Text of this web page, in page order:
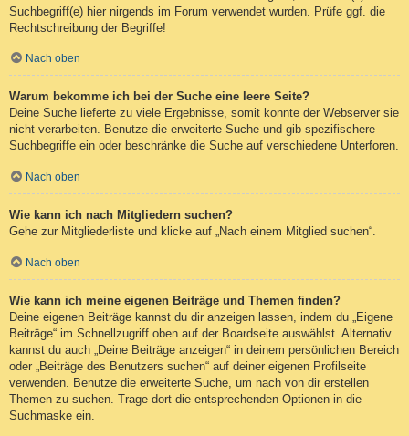
Suchbegriff(e) hier nirgends im Forum verwendet wurden. Prüfe ggf. die
Rechtschreibung der Begriffe!
Nach oben
Warum bekomme ich bei der Suche eine leere Seite?
Deine Suche lieferte zu viele Ergebnisse, somit konnte der Webserver sie
nicht verarbeiten. Benutze die erweiterte Suche und gib spezifischere
Suchbegriffe ein oder beschränke die Suche auf verschiedene Unterforen.
Nach oben
Wie kann ich nach Mitgliedern suchen?
Gehe zur Mitgliederliste und klicke auf „Nach einem Mitglied suchen“.
Nach oben
Wie kann ich meine eigenen Beiträge und Themen finden?
Deine eigenen Beiträge kannst du dir anzeigen lassen, indem du „Eigene
Beiträge“ im Schnellzugriff oben auf der Boardseite auswählst. Alternativ
kannst du auch „Deine Beiträge anzeigen“ in deinem persönlichen Bereich
oder „Beiträge des Benutzers suchen“ auf deiner eigenen Profilseite
verwenden. Benutze die erweiterte Suche, um nach von dir erstellen
Themen zu suchen. Trage dort die entsprechenden Optionen in die
Suchmaske ein.